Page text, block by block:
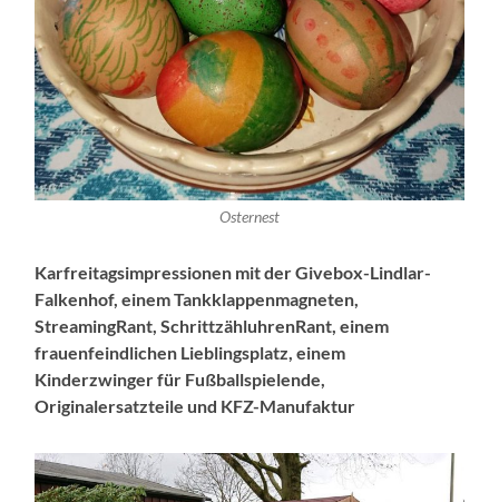
Osternest
Karfreitagsimpressionen mit der Givebox-Lindlar-
Falkenhof, einem Tankklappenmagneten,
StreamingRant, SchrittzähluhrenRant, einem
frauenfeindlichen Lieblingsplatz, einem
Kinderzwinger für Fußballspielende,
Originalersatzteile und KFZ-Manufaktur